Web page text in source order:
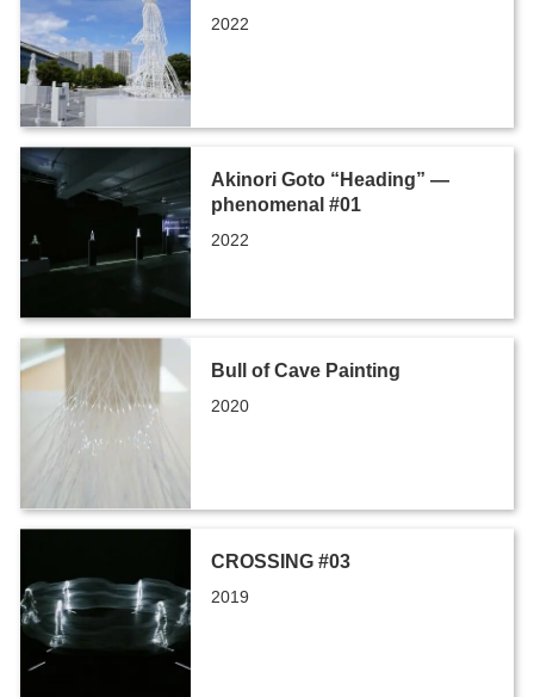
2022
Akinori Goto “Heading” ―
phenomenal #01
2022
Bull of Cave Painting
2020
CROSSING #03
2019